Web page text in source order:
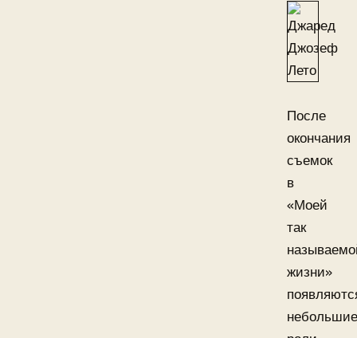
После
окончания
съемок
в
«Моей
так
жизни»
небольшие